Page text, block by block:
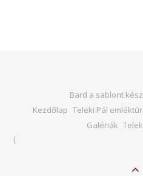
Bard a sablont
Kezdőlap Teleki Pál
Galériák